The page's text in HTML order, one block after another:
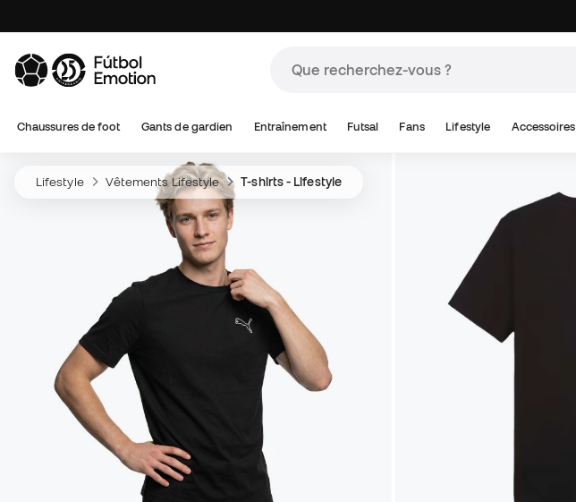
Chaussures de foot Gants de gardien Entraînement Futsal Fans Lifestyle Accessoires
Lifestyle Vêtements Lifestyle T-shirts - Lifestyle